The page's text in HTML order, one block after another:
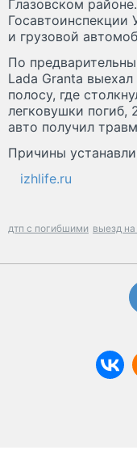
Глазовском
Госавтоинспекции
и грузовой
По
Lada Granta
полосу, где
легковушки погиб,
авто получил
Причины
izhlife.ru
дтп с погибшими выезд